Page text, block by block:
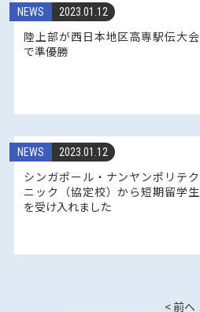
2023.01.12
NEWS
陸上部が西日本地区高専駅伝大会
で準優勝
2023.01.12
NEWS
シンガポール・ナンヤンポリテク
ニック（協定校）から短期留学生
を受け入れました
< 前へ